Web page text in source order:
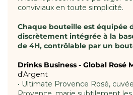
conviviaux en toute simplicité.
Chaque bouteille est équipée
discrètement intégrée à la
de 4H, contrôlable par un
Drinks Business - Global Rosé
d'Argent
• Ultimate Provence Rosé,